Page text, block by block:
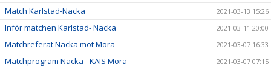
Match Karlstad-Nacka 2021-03-13 15:26
Inför matchen Karlstad- Nacka 2021-03-11 20:00
Matchreferat Nacka mot Mora 2021-03-07 16:33
Matchprogram Nacka - KAIS Mora 2021-03-07 07:15